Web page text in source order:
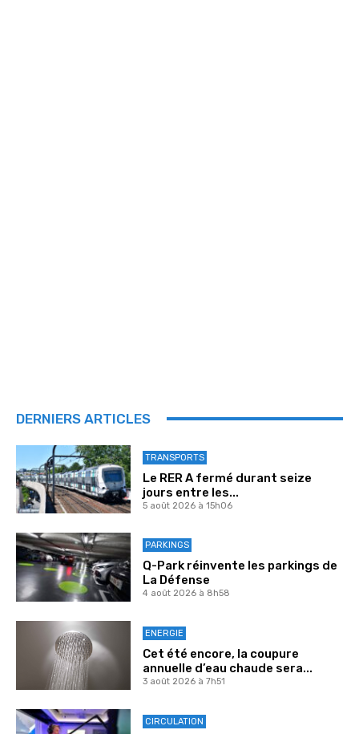
DERNIERS ARTICLES
TRANSPORTS
Le RER A fermé durant seize
jours entre les...
5 août 2026 à 15h06
PARKINGS
Q-Park réinvente les parkings de
La Défense
4 août 2026 à 8h58
ENERGIE
Cet été encore, la coupure
annuelle d’eau chaude sera...
3 août 2026 à 7h51
CIRCULATION